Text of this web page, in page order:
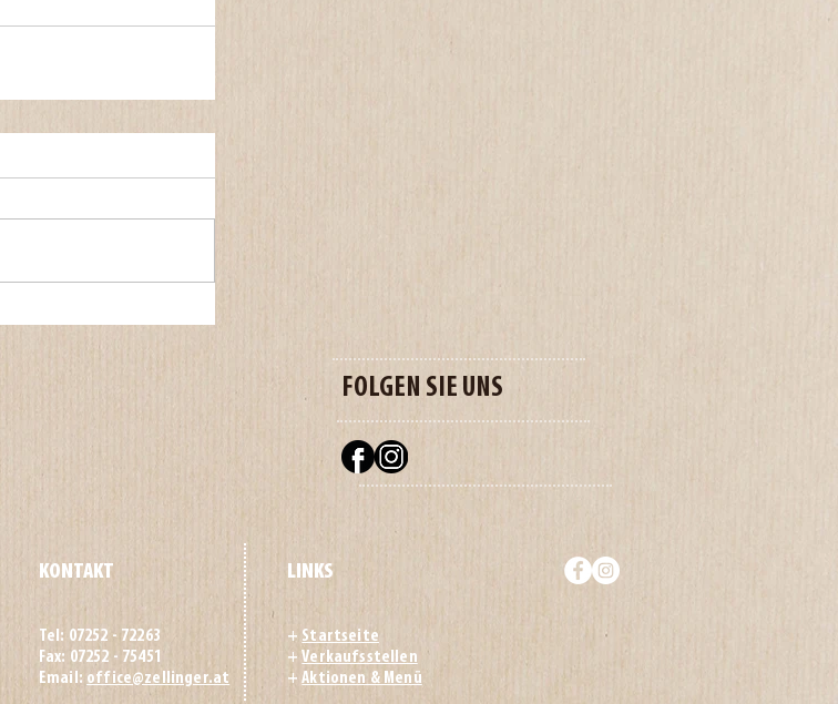
FOLGEN SIE UNS
KONTAKT
Tel: 07252 - 72263
Fax: 07252 - 75451
Email: office@zellinger.at
LINKS
+ Startseite
+Verkaufsstellen
+Aktionen & Menü